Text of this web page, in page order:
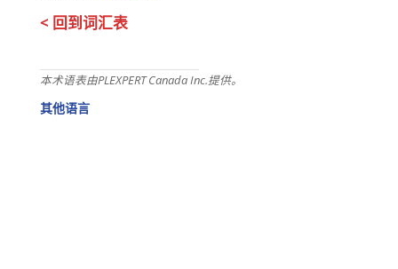
< 回到词汇表
本术语表由PLEXPERT Canada Inc.提供。
其他语言